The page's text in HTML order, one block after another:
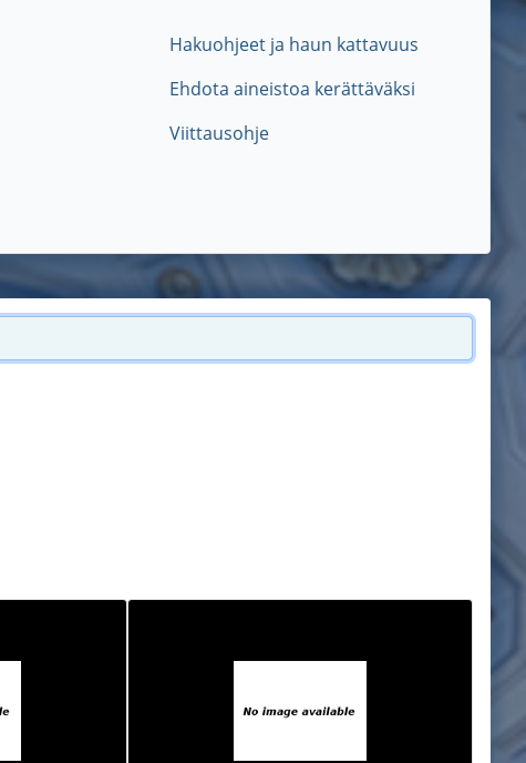
Hakuohjeet ja haun kattavuus
Ehdota aineistoa kerättäväksi
Viittausohje